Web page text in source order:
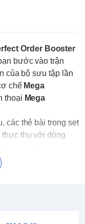
Order Booster
bước vào trận
của bộ sưu tập lần
chế Mega
thoại Mega
các thẻ bài trong set
thực thụ với dòng
hóa rực rỡ.